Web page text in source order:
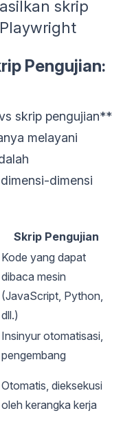
skrip
Pengujian:
skrip pengujian**
melayani
dimensi
Skrip Pengujian
Kode yang dapat
dibaca mesin
(JavaScript, Python,
dll.)
Insinyur otomatisasi,
pengembang
Otomatis, dieksekusi
oleh kerangka kerja